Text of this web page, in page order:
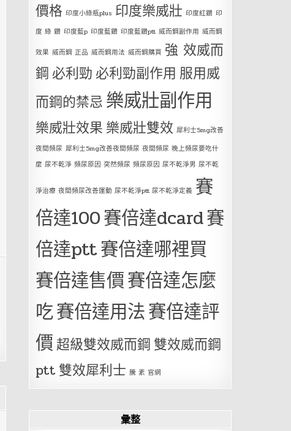
價格 印度小綠瓶plus 印度樂威壯 印度紅鑽 印
度 綠 鑽 印度藍p 印度藍鑽 印度藍鑽ptt 威而鋼副作用 威而鋼
效果 威而鋼 正品 威而鋼用法 威而鋼購買 強 效威而
鋼 必利勁 必利勁副作用 服用威
而鋼的禁忌 樂威壯副作用
樂威壯效果 樂威壯雙效 犀利士5mg改善
夜間頻尿 犀利士5mg改善夜間頻尿 夜間頻尿 晚上頻尿要吃什
麼 尿不乾淨 頻尿原因 突然頻尿 頻尿原因 尿不乾淨男 尿不乾
淨治療 夜間頻尿改善運動 尿不乾淨ptt 尿不乾淨定義 賽
倍達100賽倍達dcard賽
倍達ptt賽倍達哪裡買
賽倍達售價賽倍達怎麼
吃賽倍達用法賽倍達評
價超級雙效威而鋼 雙效威而鋼
ptt 雙效犀利士 騰 素 官網
彙整